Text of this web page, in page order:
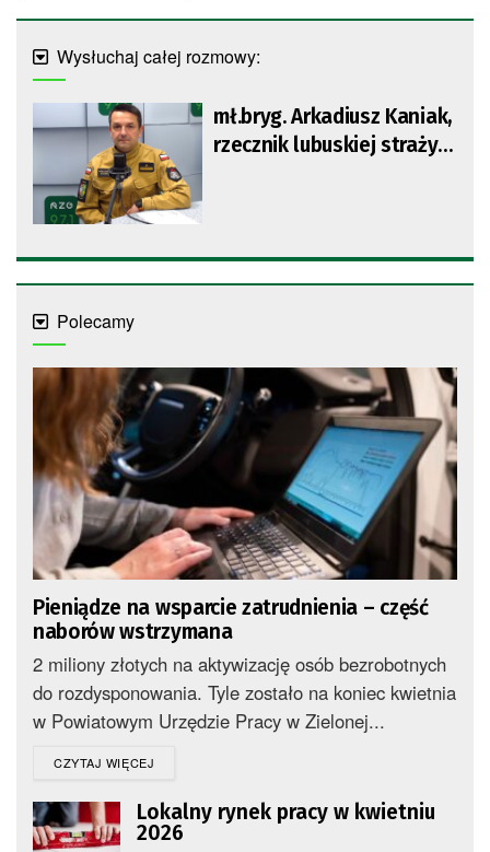
Wysłuchaj całej rozmowy:
mł.bryg. Arkadiusz Kaniak,
rzecznik lubuskiej straży
Polecamy
Pieniądze na wsparcie zatrudnienia – część
naborów wstrzymana
2 miliony złotych na aktywizację osób bezrobotnych
do rozdysponowania. Tyle zostało na koniec kwietnia
w Powiatowym Urzędzie Pracy w Zielonej...
CZYTAJ WIĘCEJ
Lokalny rynek pracy w kwietniu
2026